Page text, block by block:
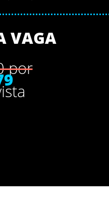
VAGA
por